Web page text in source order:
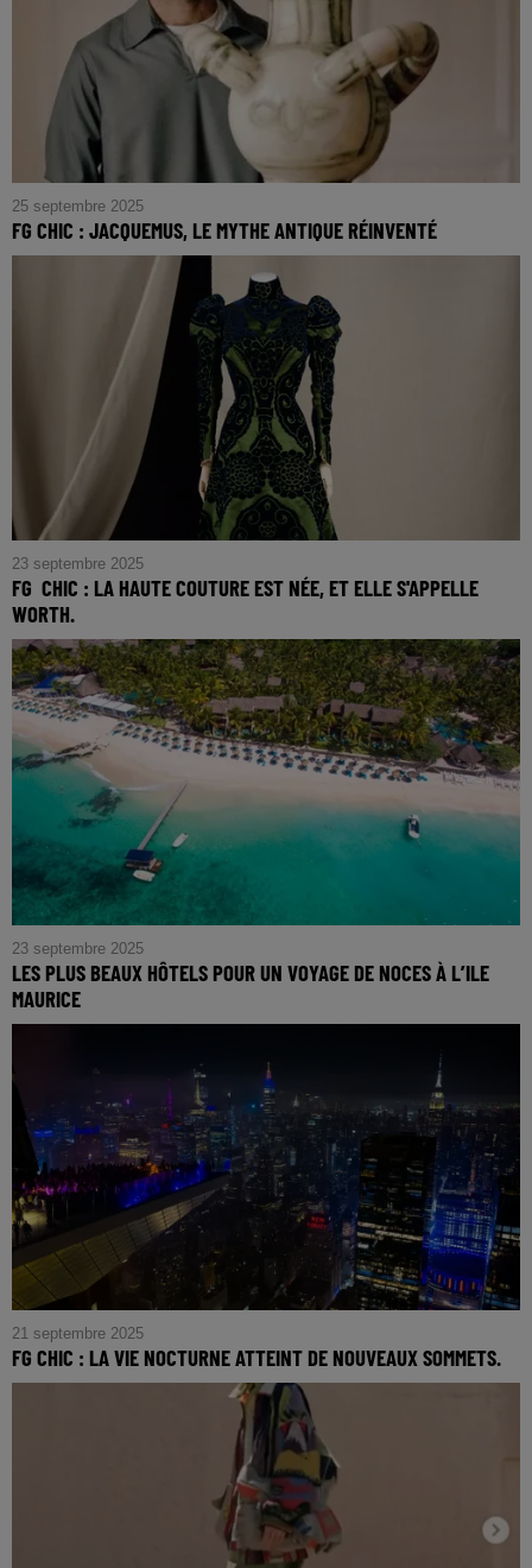
25 septembre 2025
FG CHIC : JACQUEMUS, LE MYTHE ANTIQUE RÉINVENTÉ
FG CHIC : JACQUEMUS, Le Mythe Antique Réinventé
23 septembre 2025
FG CHIC : LA HAUTE COUTURE EST NÉE, ET ELLE S'APPELLE
WORTH.
FG CHIC : La Haute Couture est née, et elle s'appelle
Worth.
23 septembre 2025
LES PLUS BEAUX HÔTELS POUR UN VOYAGE DE NOCES À L’ILE
MAURICE
21 septembre 2025
FG CHIC : LA VIE NOCTURNE ATTEINT DE NOUVEAUX SOMMETS.
FG CHIC : La vie nocturne atteint de nouveaux sommets.